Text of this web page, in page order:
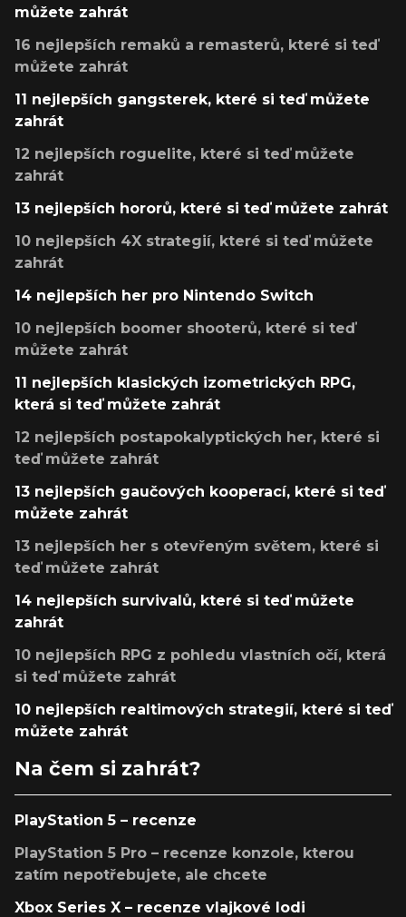
můžete zahrát
16 nejlepších remaků a remasterů, které si teď
můžete zahrát
11 nejlepších gangsterek, které si teď můžete
zahrát
12 nejlepších roguelite, které si teď můžete
zahrát
13 nejlepších hororů, které si teď můžete zahrát
10 nejlepších 4X strategií, které si teď můžete
zahrát
14 nejlepších her pro Nintendo Switch
10 nejlepších boomer shooterů, které si teď
můžete zahrát
11 nejlepších klasických izometrických RPG,
která si teď můžete zahrát
12 nejlepších postapokalyptických her, které si
teď můžete zahrát
13 nejlepších gaučových kooperací, které si teď
můžete zahrát
13 nejlepších her s otevřeným světem, které si
teď můžete zahrát
14 nejlepších survivalů, které si teď můžete
zahrát
10 nejlepších RPG z pohledu vlastních očí, která
si teď můžete zahrát
10 nejlepších realtimových strategií, které si teď
můžete zahrát
Na čem si zahrát?
PlayStation 5 – recenze
PlayStation 5 Pro – recenze konzole, kterou
zatím nepotřebujete, ale chcete
Xbox Series X – recenze vlajkové lodi